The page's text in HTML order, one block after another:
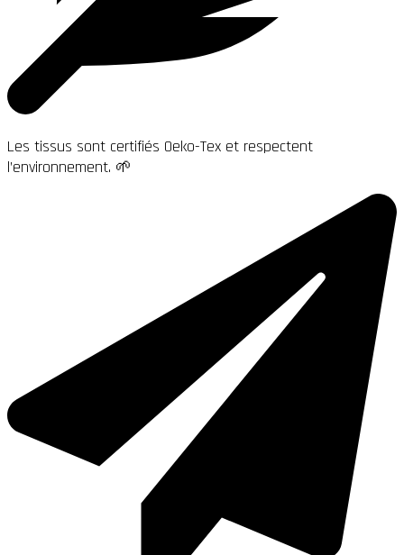
Les tissus sont certifiés Oeko-Tex et respectent
l’environnement. 🌱